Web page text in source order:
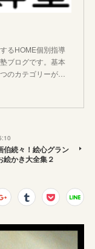
るHOME個別指導
ブログです。基本
のカテゴリーが…
伯続々！絵心グラン
絵かき大全集２